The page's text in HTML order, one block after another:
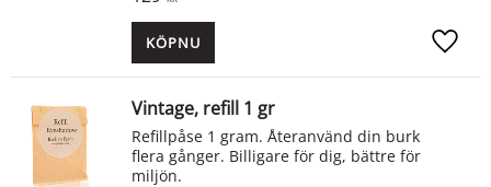
Lägg
KÖP
Vintage, refill 1 gr
Refillpåse 1 gram. Återanvänd din burk
flera gånger. Billigare för dig, bättre för
miljön.